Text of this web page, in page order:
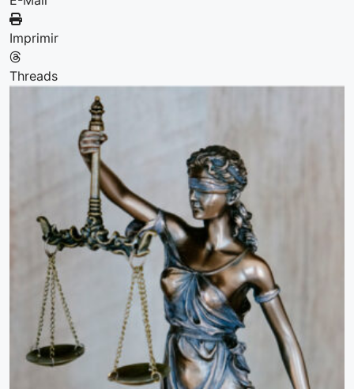
Imprimir
Threads